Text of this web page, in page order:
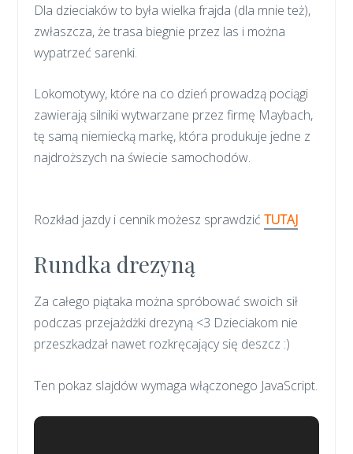
Dla dzieciaków to była wielka frajda (dla mnie też),
zwłaszcza, że trasa biegnie przez las i można
wypatrzeć sarenki.
Lokomotywy, które na co dzień prowadzą pociągi
zawierają silniki wytwarzane przez firmę Maybach,
tę samą niemiecką markę, która produkuje jedne z
najdroższych na świecie samochodów.
Rozkład jazdy i cennik możesz sprawdzićTUTAJ
Rundka drezyną
Za całego piątaka można spróbować swoich sił
podczas przejażdżki drezyną <3 Dzieciakom nie
przeszkadzał nawet rozkręcający się deszcz :)
Ten pokaz slajdów wymaga włączonego JavaScript.